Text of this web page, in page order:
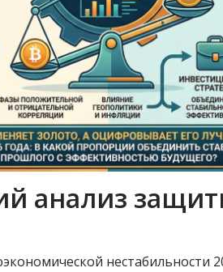
анализ
нестабильности